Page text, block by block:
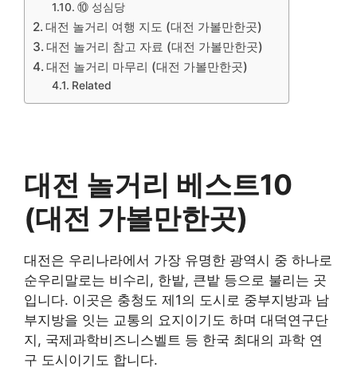
⑩ 성심당
대전 놀거리 여행 지도 (대전 가볼만한곳)
대전 놀거리 참고 자료 (대전 가볼만한곳)
대전 놀거리 마무리 (대전 가볼만한곳)
Related
대전 놀거리 베스트10
(대전 가볼만한곳)
대전은 우리나라에서 가장 유명한 광역시 중 하나로
순우리말로는 비수리, 한밭, 큰밭 등으로 불리는 곳
입니다. 이곳은 충청도 제1의 도시로 중부지방과 남
부지방을 잇는 교통의 요지이기도 하며 대덕연구단
지, 국제과학비즈니스벨트 등 한국 최대의 과학 연
구 도시이기도 합니다.